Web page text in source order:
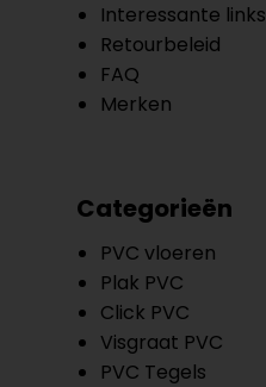
Interessante links
Retourbeleid
FAQ
Merken
Categorieën
PVC vloeren
Plak PVC
Click PVC
Visgraat PVC
PVC Tegels